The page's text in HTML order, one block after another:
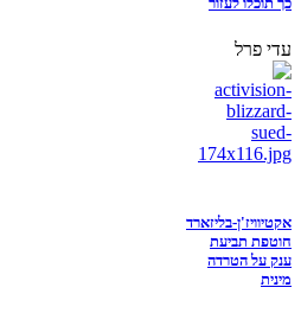
עדי פרל
אקטיוויז'ן-בליזארד
חוטפת תביעת
ענק על הטרדה
מינית